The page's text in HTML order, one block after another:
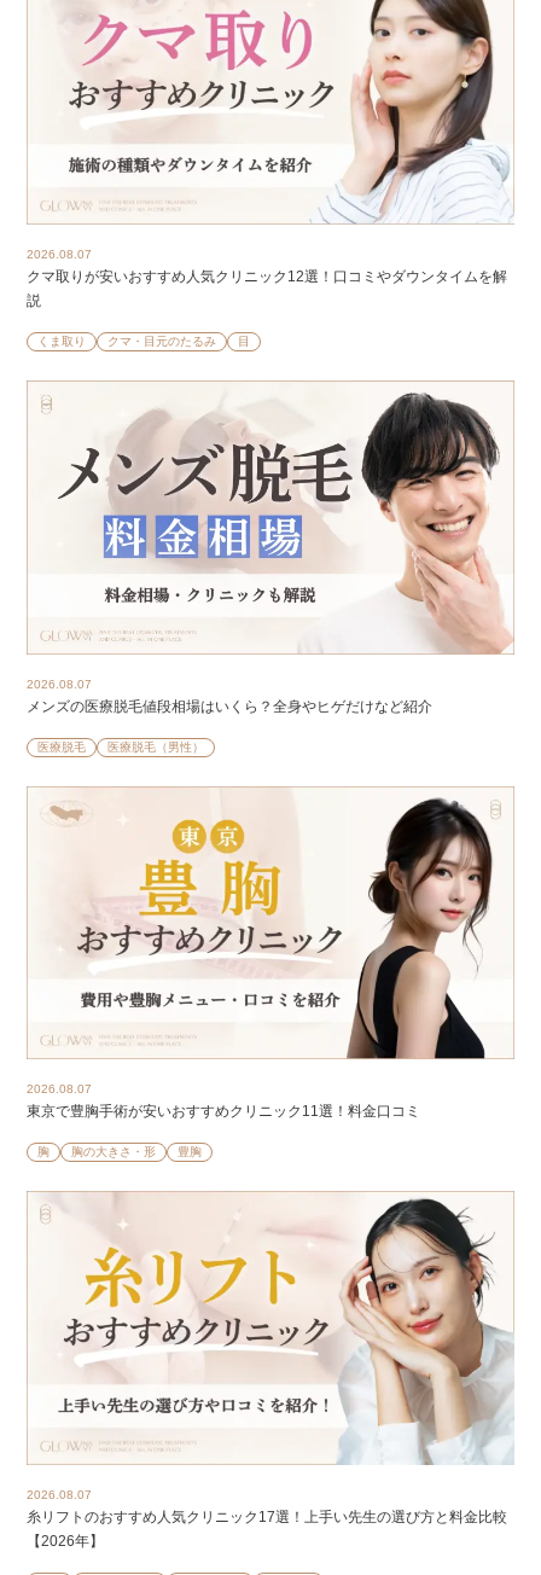
2026.08.07
クマ取りが安いおすすめ人気クリニック12選！口コミやダウンタイムを解
説
くま取り クマ・目元のたるみ 目
2026.08.07
メンズの医療脱毛値段相場はいくら？全身やヒゲだけなど紹介
医療脱毛 医療脱毛（男性）
2026.08.07
東京で豊胸手術が安いおすすめクリニック11選！料金口コミ
胸 胸の大きさ・形 豊胸
2026.08.07
糸リフトのおすすめ人気クリニック17選！上手い先生の選び方と料金比較
【2026年】